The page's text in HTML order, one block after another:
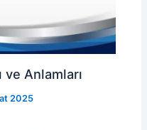
ve Anlamları
2025